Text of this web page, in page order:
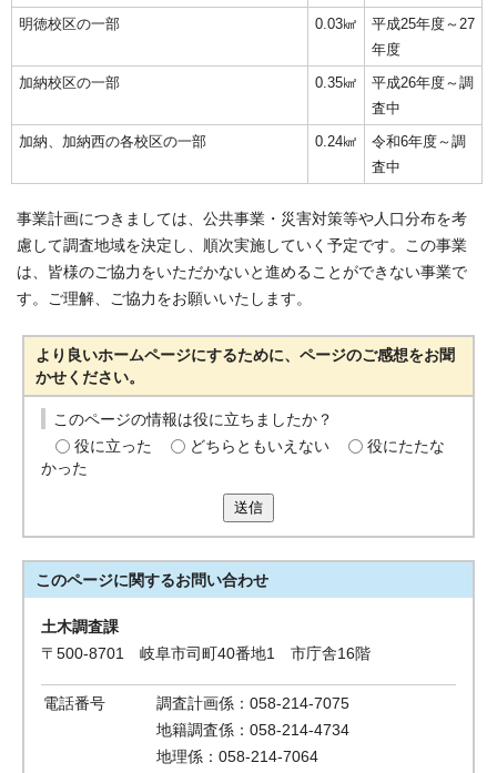
明徳校区の一部
0.03㎢
平成25年度～27
年度
加納校区の一部
0.35㎢
平成26年度～調
査中
加納、加納西の各校区の一部
0.24㎢
令和6年度～調
査中
事業計画につきましては、公共事業・災害対策等や人口分布を考
慮して調査地域を決定し、順次実施していく予定です。この事業
は、皆様のご協力をいただかないと進めることができない事業で
す。ご理解、ご協力をお願いいたします。
より良いホームページにするために、ページのご感想をお聞
かせください。
このページの情報は役に立ちましたか？
役に立った
どちらともいえない
役にたたな
かった
送信
このページに関するお問い合わせ
土木調査課
〒500-8701 岐阜市司町40番地1 市庁舎16階
電話番号
調査計画係：058-214-7075
地籍調査係：058-214-4734
地理係：058-214-7064